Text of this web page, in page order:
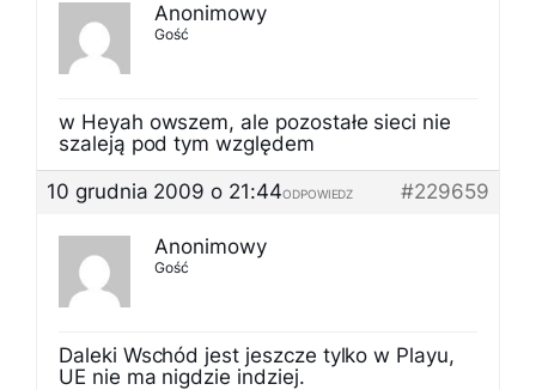
Anonimowy
Gość
w Heyah owszem, ale pozostałe sieci nie
szaleją pod tym względem
10 grudnia 2009 o 21:44
#229659
ODPOWIEDZ
Anonimowy
Gość
Daleki Wschód jest jeszcze tylko w Playu,
UE nie ma nigdzie indziej.